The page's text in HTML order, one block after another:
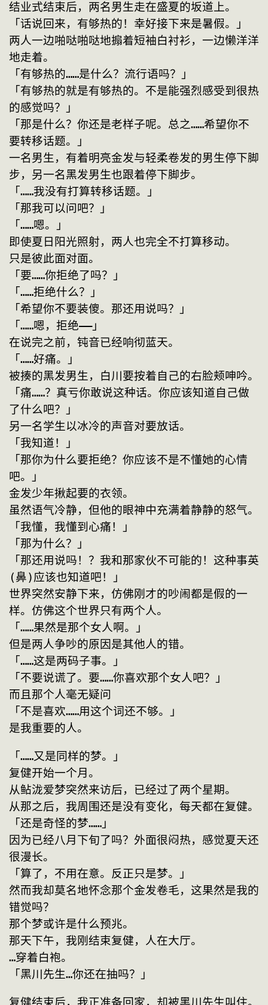
结业式结束后，两名男生走在盛夏的坂道上。
「话说回来，有够热的！幸好接下来是暑假。」
两人一边啪哒啪哒地搧着短袖白衬衫，一边懒洋洋
地走着。
「有够热的……是什么？流行语吗？」
「有够热的就是有够热的。不是能强烈感受到很热
的感觉吗？」
「那是什么？你还是老样子呢。总之……希望你不
要转移话题。」
一名男生，有着明亮金发与轻柔卷发的男生停下脚
步，另一名黑发男生也跟着停下脚步。
「……我没有打算转移话题。」
「那我可以问吧？」
「……嗯。」
即使夏日阳光照射，两人也完全不打算移动。
只是彼此面对面。
「要……你拒绝了吗？」
「……拒绝什么？」
「希望你不要装傻。那还用说吗？」
「……嗯，拒绝——」
在说完之前，钝音已经响彻蓝天。
「……好痛。」
被揍的黑发男生，白川要按着自己的右脸颊呻吟。
「痛……？真亏你敢说这种话。你应该知道自己做
了什么吧？」
另一名学生以冰冷的声音对要放话。
「我知道！」
「那你为什么要拒绝？你应该不是不懂她的心情
吧。」
金发少年揪起要的衣领。
虽然语气冷静，但他的眼神中充满着静静的怒气。
「我懂，我懂到心痛！」
「那为什么？」
「那还用说吗！？我和那家伙不可能的！这种事英
(鼻)应该也知道吧！」
世界突然安静下来，仿佛刚才的吵闹都是假的一
样。仿佛这个世界只有两个人。
「……果然是那个女人啊。」
但是两人争吵的原因是其他人的错。
「……这是两码子事。」
「不要说谎了。要……你喜欢那个女人吧？」
而且那个人毫无疑问
「不是喜欢……用这个词还不够。」
是我重要的人。
「……又是同样的梦。」
复健开始一个月。
从鲇泷爱梦突然来访后，已经过了两个星期。
从那之后，我周围还是没有变化，每天都在复健。
「还是奇怪的梦……」
因为已经八月下旬了吗？外面很闷热，感觉夏天还
很漫长。
「算了，不用在意。反正只是梦。」
然而我却莫名地怀念那个金发卷毛，这果然是我的
错觉吗？
那个梦或许是什么预兆。
那天下午，我刚结束复健，人在大厅。
…穿着白袍。
「黑川先生…你还在抽吗？」
复健结束后，我正准备回家，却被黑川先生叫住。